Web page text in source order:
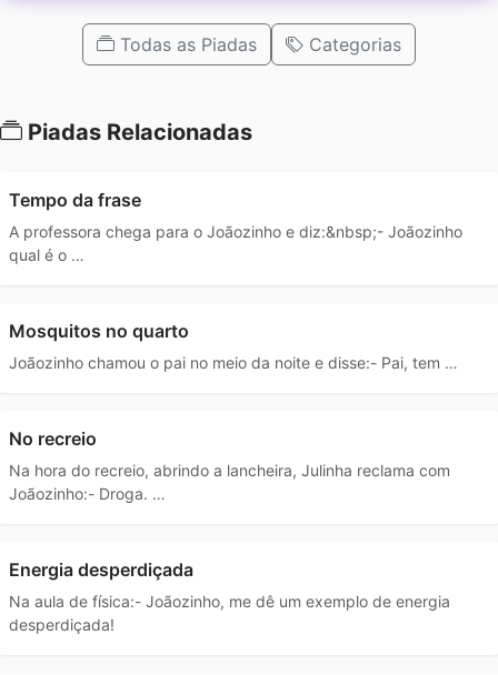
Todas as Piadas Categorias
Piadas Relacionadas
Tempo da frase
A professora chega para o Joãozinho e diz:&nbsp;- Joãozinho
qual é o …
Mosquitos no quarto
Joãozinho chamou o pai no meio da noite e disse:- Pai, tem …
No recreio
Na hora do recreio, abrindo a lancheira, Julinha reclama com
Joãozinho:- Droga. …
Energia desperdiçada
Na aula de física:- Joãozinho, me dê um exemplo de energia
desperdiçada!